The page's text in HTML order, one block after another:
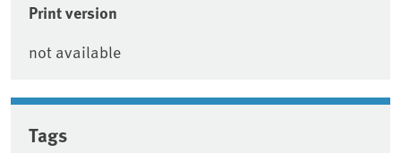
Print version
not available
Tags